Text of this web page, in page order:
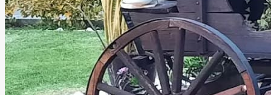
Finca La Reliquia
Corregidora, Querétaro Salón, Terraza
Información